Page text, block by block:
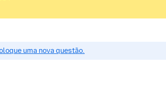
uma nova questão.